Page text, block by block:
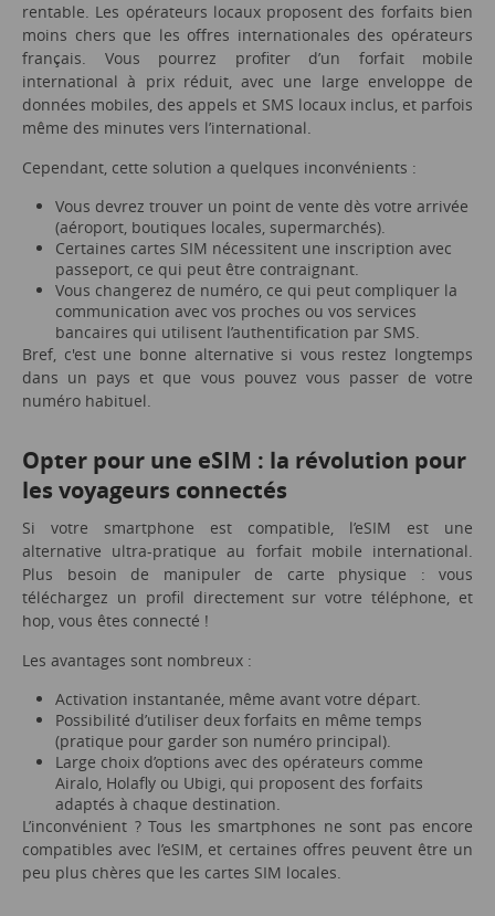
rentable. Les opérateurs locaux proposent des forfaits bien
moins chers que les offres internationales des opérateurs
français. Vous pourrez profiter d’un forfait mobile
international à prix réduit, avec une large enveloppe de
données mobiles, des appels et SMS locaux inclus, et parfois
même des minutes vers l’international.
Cependant, cette solution a quelques inconvénients :
Vous devrez trouver un point de vente dès votre arrivée
(aéroport, boutiques locales, supermarchés).
Certaines cartes SIM nécessitent une inscription avec
passeport, ce qui peut être contraignant.
Vous changerez de numéro, ce qui peut compliquer la
communication avec vos proches ou vos services
bancaires qui utilisent l’authentification par SMS.
Bref, c'est une bonne alternative si vous restez longtemps
dans un pays et que vous pouvez vous passer de votre
numéro habituel.
Opter pour une eSIM : la révolution pour
les voyageurs connectés
Si votre smartphone est compatible, l’eSIM est une
alternative ultra-pratique au forfait mobile international.
Plus besoin de manipuler de carte physique : vous
téléchargez un profil directement sur votre téléphone, et
hop, vous êtes connecté !
Les avantages sont nombreux :
Activation instantanée, même avant votre départ.
Possibilité d’utiliser deux forfaits en même temps
(pratique pour garder son numéro principal).
Large choix d’options avec des opérateurs comme
Airalo, Holafly ou Ubigi, qui proposent des forfaits
adaptés à chaque destination.
L’inconvénient ? Tous les smartphones ne sont pas encore
compatibles avec l’eSIM, et certaines offres peuvent être un
peu plus chères que les cartes SIM locales.